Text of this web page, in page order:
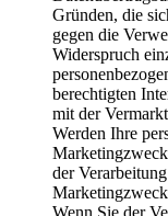
Gründen, die
gegen die
Widerspruch
berechtigten
mit der
Werden Ihre
der
Wenn Sie der